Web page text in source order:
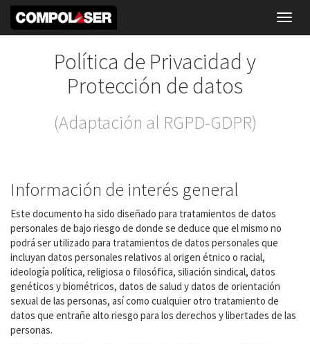
Política de Privacidad y
Protección de datos
(Adaptación al RGPD-GDPR)
Información de interés general
Este documento ha sido diseñado para tratamientos de datos
personales de bajo riesgo de donde se deduce que el mismo no
podrá ser utilizado para tratamientos de datos personales que
incluyan datos personales relativos al origen étnico o racial,
ideología política, religiosa o filosófica, siliación sindical, datos
genéticos y biométricos, datos de salud y datos de orientación
sexual de las personas, así como cualquier otro tratamiento de
datos que entrañe alto riesgo para los derechos y libertades de las
personas.